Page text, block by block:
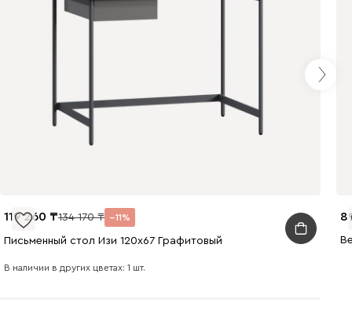
119 260 134 170 11
Письменный стол Изи 120x67 Графитовый
В наличии в других цветах: 1 шт.